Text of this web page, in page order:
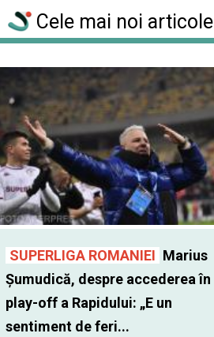
Cele mai noi articole
SUPERLIGA ROMANIEI Marius
Șumudică, despre accederea în
play-off a Rapidului: „E un
sentiment de feri...